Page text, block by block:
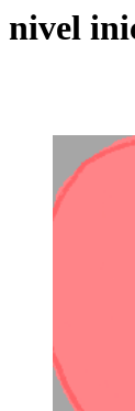
nivel